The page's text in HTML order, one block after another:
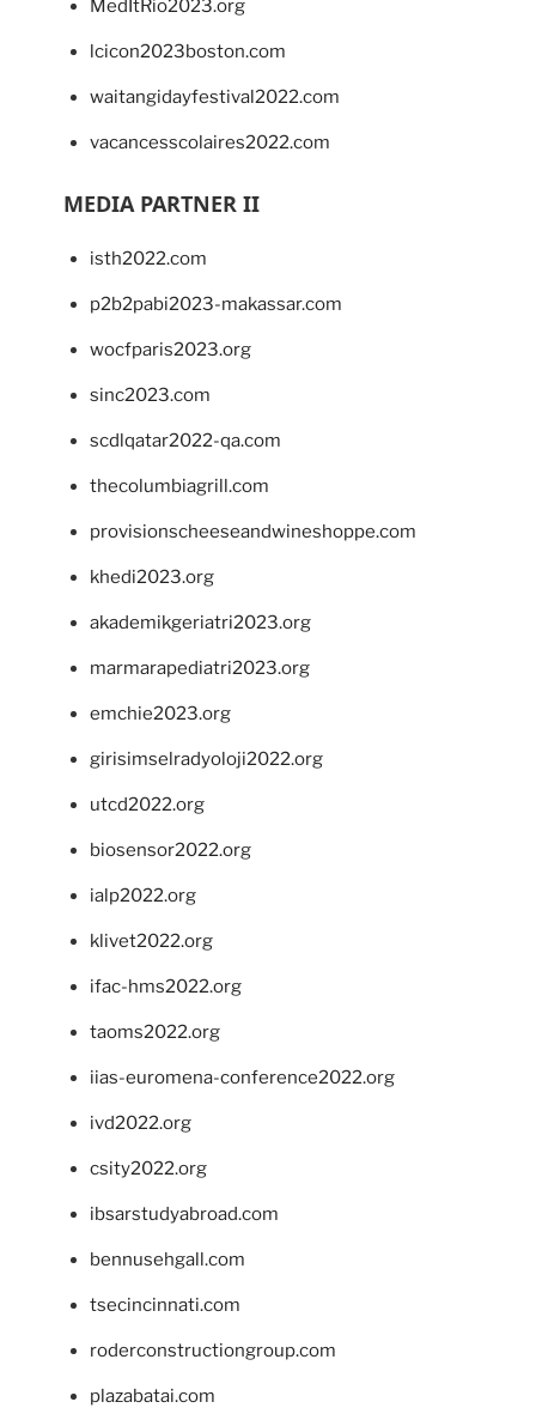
MedItRio2023.org
lcicon2023boston.com
waitangidayfestival2022.com
vacancesscolaires2022.com
MEDIA PARTNER II
isth2022.com
p2b2pabi2023-makassar.com
wocfparis2023.org
sinc2023.com
scdlqatar2022-qa.com
thecolumbiagrill.com
provisionscheeseandwineshoppe.com
khedi2023.org
akademikgeriatri2023.org
marmarapediatri2023.org
emchie2023.org
girisimselradyoloji2022.org
utcd2022.org
biosensor2022.org
ialp2022.org
klivet2022.org
ifac-hms2022.org
taoms2022.org
iias-euromena-conference2022.org
ivd2022.org
csity2022.org
ibsarstudyabroad.com
bennusehgall.com
tsecincinnati.com
roderconstructiongroup.com
plazabatai.com